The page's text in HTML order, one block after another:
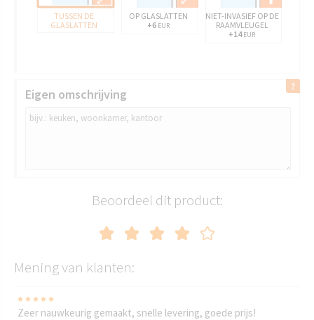
TUSSEN DE
GLASLATTEN
OP GLASLATTEN
+6EUR
NIET-INVASIEF OP DE
RAAMVLEUGEL
+14EUR
Eigen omschrijving
Beoordeel dit product:
Mening van klanten:
Zeer nauwkeurig gemaakt, snelle levering, goede prijs!